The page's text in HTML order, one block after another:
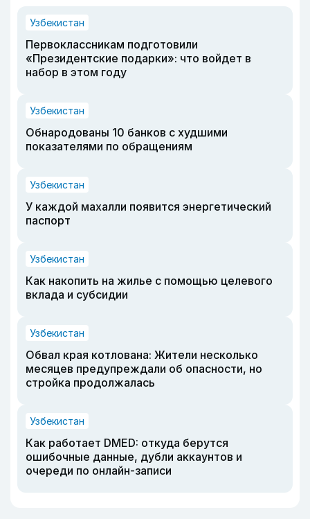
Узбекистан
Первоклассникам подготовили
«Президентские подарки»: что войдет в
набор в этом году
Узбекистан
Обнародованы 10 банков с худшими
показателями по обращениям
Узбекистан
У каждой махалли появится энергетический
паспорт
Узбекистан
Как накопить на жилье с помощью целевого
вклада и субсидии
Узбекистан
Обвал края котлована: Жители несколько
месяцев предупреждали об опасности, но
стройка продолжалась
Узбекистан
Как работает DMED: откуда берутся
ошибочные данные, дубли аккаунтов и
очереди по онлайн-записи